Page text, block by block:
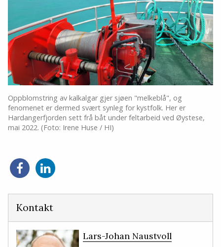
Oppblomstring av kalkalgar gjer sjøen "melkeblå", og
fenomenet er dermed svært synleg for kystfolk. Her er
Hardangerfjorden sett frå båt under feltarbeid ved Øystese,
mai 2022. (Foto: Irene Huse / HI)
Del
på
Del
på
Kontakt
Lars-Johan Naustvoll